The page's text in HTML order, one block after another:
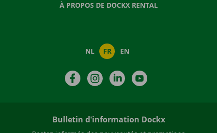
À PROPOS DE DOCKX RENTAL
NL FR EN
FacebookInstagramLinkedIn
Bulletin d'information Dockx